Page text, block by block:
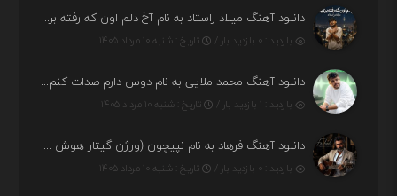
دانلود آهنگ میلاد راستاد به نام آخ دلم اون که رفته برنمیگرده اون که رفته خیلی نامرده
بازدید : ۰ بازدید بار / تاریخ : شنبه ۱۰ مرداد ۱۴۰۵
دانلود آهنگ محمد ملایی به نام دوس دارم صدات کنم توهم بگی جونم نیمه پنهونم
بازدید : ۱ بازدید بار / تاریخ : شنبه ۱۰ مرداد ۱۴۰۵
دانلود آهنگ فرهاد به نام نپیچون (ورژن گیتار هوش مصنوعی)
بازدید : ۰ بازدید بار / تاریخ : شنبه ۱۰ مرداد ۱۴۰۵